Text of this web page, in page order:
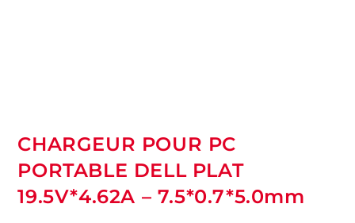
CHARGEUR POUR PC
PORTABLE DELL PLAT
19.5V*4.62A – 7.5*0.7*5.0mm